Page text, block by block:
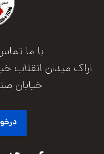
با ما تماس
خیابان